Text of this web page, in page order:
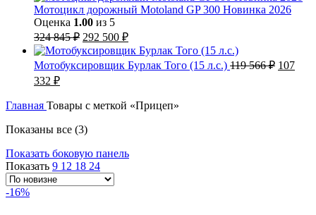
составляла
175
421 ₽.
126
Мотоцикл дорожный Motoland GP 300 Новинка 2026
Оценка 1.00 из 5
324 845₽ Первоначальная
цена
составляла
324
292 500 ₽Текущая
цена:
292
500 ₽.
Мотобуксировщик Бурлак Того (15 л.с.) 119 566₽ 107
332 ₽Текущая
107
Главная Товары с меткой «Прицеп»
Показаны все (3)Сортировка:
недавние
Показать боковую панель
Показать 9 12 18 24
-16%